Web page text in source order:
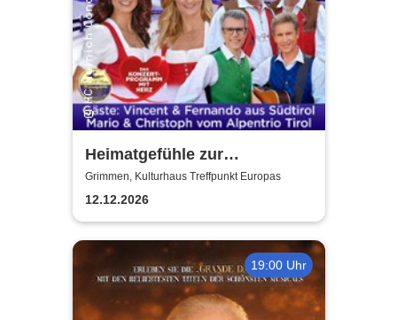
Heimatgefühle zur
Weihnachtszeit 2026 - Das
Konzertprogramm mit Herz
Grimmen, Kulturhaus Treffpunkt Europas
12.12.2026
19:00 Uhr